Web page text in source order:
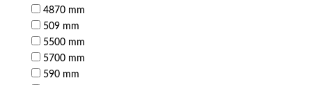
4870 mm
509 mm
5500 mm
5700 mm
590 mm